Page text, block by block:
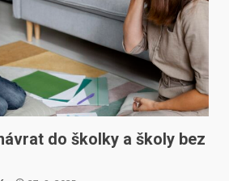
do školky a školy bez